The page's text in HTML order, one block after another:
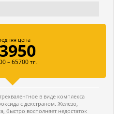
цена
– 65700 тг.
в виде комплекса
с декстраном. Железо,
быстро восполняет недостаток